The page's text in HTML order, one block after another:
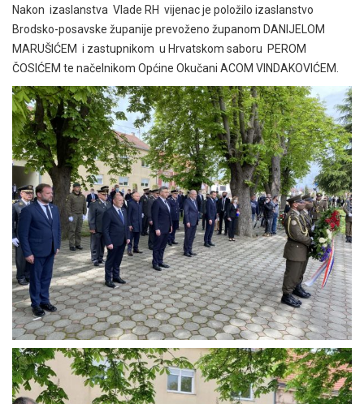
Nakon izaslanstva Vlade RH vijenac je položilo izaslanstvo
Brodsko-posavske županije prevoženo županom DANIJELOM
MARUŠIĆEM i zastupnikom u Hrvatskom saboru PEROM
ČOSIĆEM te načelnikom Općine Okučani ACOM VINDAKOVIĆEM.